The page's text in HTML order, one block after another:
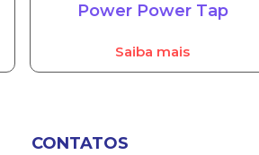
Power Power Tap
Saiba mais
CONTATOS